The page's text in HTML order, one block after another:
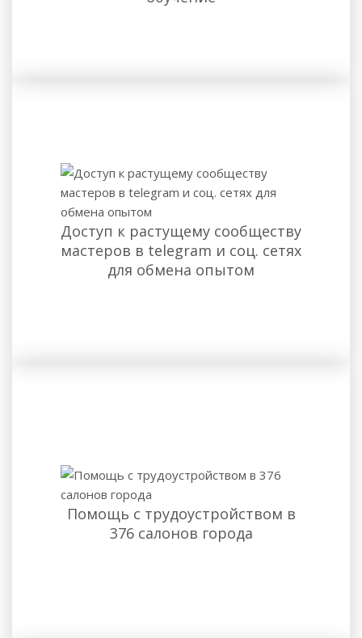
Доступ к растущему сообществу
мастеров в telegram и соц. сетях
для обмена опытом
Помощь с трудоустройством в
376 салонов города